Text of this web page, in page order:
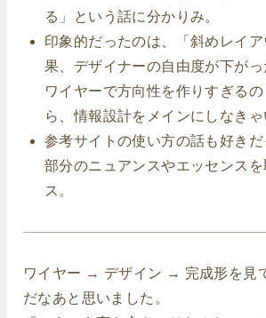
る」という話に分かりみ。
印象的だったのは、「斜めレイ
果、デザイナーの自由度が下がっ
ワイヤーで方向性を作りすぎる
ら、情報設計をメインにしなきゃ
参考サイトの使い方の話も好き
部分のニュアンスやエッセンス
ス。
ワイヤー → デザイン → 完成形を見
だなあと思いました。